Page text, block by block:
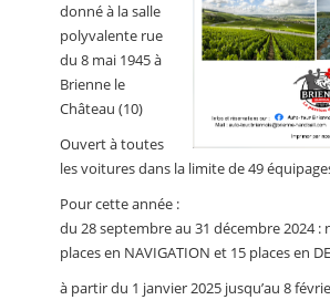
donné à la salle
polyvalente rue
du 8 mai 1945 à
Brienne le
Château (10)
Ouvert à toutes
les voitures dans la limite de 49
Pour cette année :
du 28 septembre au 31 décembre 2024 :
places en NAVIGATION et 15 places en
à partir du 1 janvier 2025 jusqu’au 8